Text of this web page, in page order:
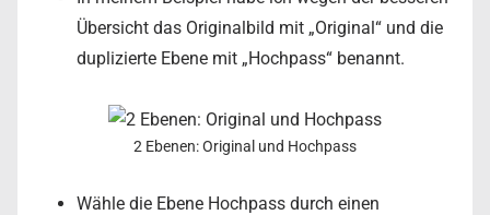
Übersicht das Originalbild mit „Original“ und die
duplizierte Ebene mit „Hochpass“ benannt.
2 Ebenen: Original und Hochpass
Wähle die Ebene Hochpass durch einen